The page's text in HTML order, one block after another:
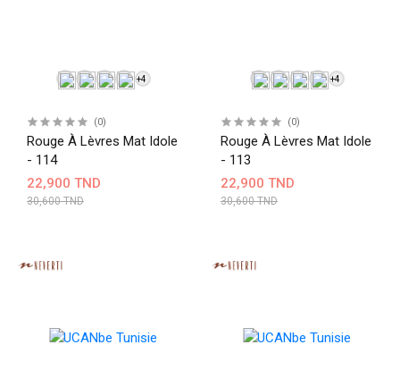
+4
(0)
Rouge À Lèvres Mat Idole
- 114
22,900 TND
30,600 TND
+4
(0)
Rouge À Lèvres Mat Idole
- 113
22,900 TND
30,600 TND